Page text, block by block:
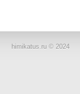
himikatus.ru © 2024